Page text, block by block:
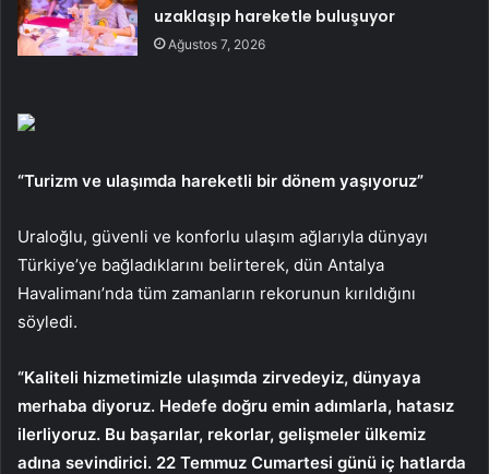
uzaklaşıp hareketle buluşuyor
Ağustos 7, 2026
“Turizm ve ulaşımda hareketli bir dönem yaşıyoruz”
Uraloğlu, güvenli ve konforlu ulaşım ağlarıyla dünyayı
Türkiye’ye bağladıklarını belirterek, dün Antalya
Havalimanı’nda tüm zamanların rekorunun kırıldığını
söyledi.
“Kaliteli hizmetimizle ulaşımda zirvedeyiz, dünyaya
merhaba diyoruz. Hedefe doğru emin adımlarla, hatasız
ilerliyoruz. Bu başarılar, rekorlar, gelişmeler ülkemiz
adına sevindirici. 22 Temmuz Cumartesi günü iç hatlarda